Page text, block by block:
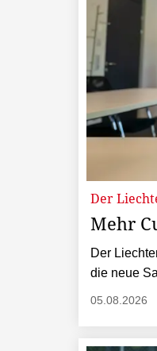
Der
Mehr
Der
die neue
05.08.2026